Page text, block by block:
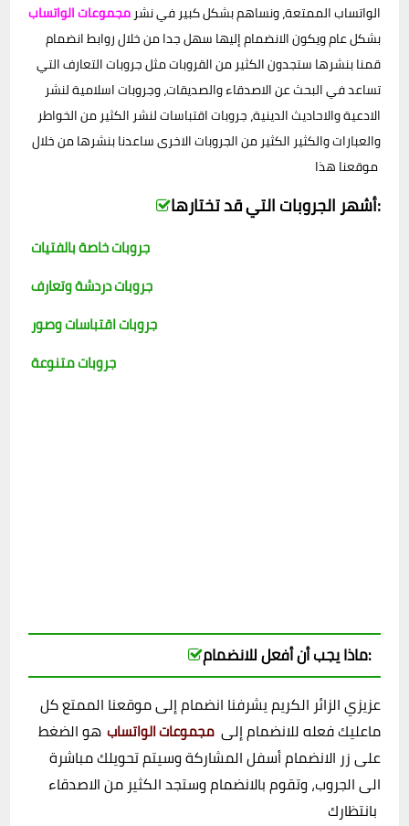
الواتساب الممتعة، ونساهم بشكل كبير في نشرمجموعات الواتساب
بشكل عام ويكون الانضمام إليها سهل جدا من خلال روابط انضمام
قمنا بنشرها ستجدون الكثير من القروبات مثل جروبات التعارف التي
تساعد في البحث عن الاصدقاء والصديقات، وجروبات اسلامية لنشر
الادعية والاحاديث الدينية، جروبات اقتباسات لنشر الكثير من الخواطر
والعبارات والكثير الكثير من الجروبات الاخرى ساعدنا بنشرها من خلال
أشهر الجروبات التي قد تختارها:
جروبات خاصة بالفتيات
جروبات اقتباسات وصور
جروبات متنوعة
ماذا يجب أن أفعل للانضمام:
عزيزي الزائر الكريم يشرفنا انضمام إلى موقعنا الممتع كل
ماعليك فعله للانضمام إلى مجموعات الواتساب هو الضغط
على زر الانضمام أسفل المشاركة وسيتم تحويلك مباشرة
الى الجروب، وتقوم بالانضمام وستجد الكثير من الاصدقاء